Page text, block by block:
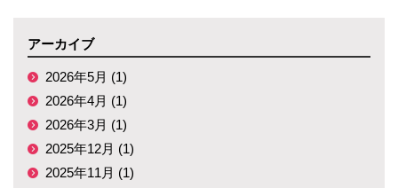
アーカイブ
2026年5月 (1)
2026年4月 (1)
2026年3月 (1)
2025年12月 (1)
2025年11月 (1)